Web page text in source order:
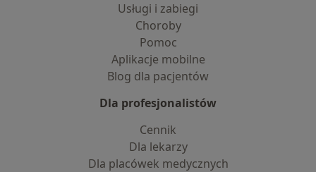
Usługi i zabiegi
Choroby
Pomoc
Aplikacje mobilne
Blog dla pacjentów
Dla profesjonalistów
Cennik
Dla lekarzy
Dla placówek medycznych